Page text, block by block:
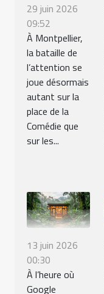
29 juin 2026
09:52
À Montpellier,
la bataille de
l’attention se
joue désormais
autant sur la
place de la
Comédie que
sur les...
13 juin 2026
00:30
À l’heure où
Google